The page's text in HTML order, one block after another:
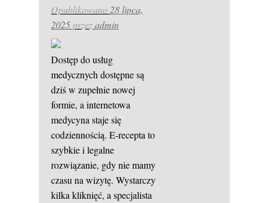
Opublikowano 28 lipca,
2025przezadmin
Dostęp do usług
medycznych dostępne są
dziś w zupełnie nowej
formie, a internetowa
medycyna staje się
codziennością. E-recepta to
szybkie i legalne
rozwiązanie, gdy nie mamy
czasu na wizytę. Wystarczy
kilka kliknięć, a specjalista